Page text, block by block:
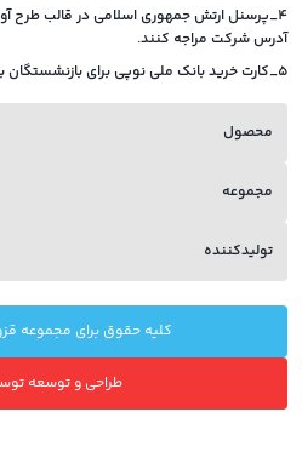
4_پرسنل ارتش جمهوری اسلامی در قالب طرح
آدرس شرکت مراجه کنند.
5_کارت خرید بانک ملی نوپی برای بازنشستگان بانک ملی و کارکنان آموزش پرورش.
محصول
مجموعه
تولیدکننده
کلیه حقوق برای مجموعه
طراحی و توسعه